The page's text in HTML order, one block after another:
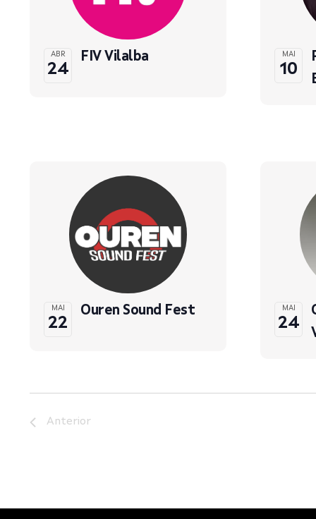
ABR
24
FIV Vilalba MAI
10
MAI
22
Ouren Sound Fest MAI
24
Anterior